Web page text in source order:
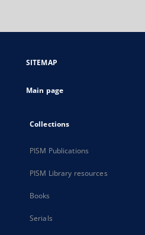
open
new
SITEMAP
Main page
Collections
PISM Publications
PISM Library resources
Books
Serials